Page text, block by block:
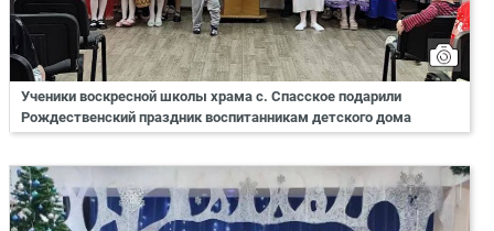
Ученики воскресной школы храма с. Спасское подарили
Рождественский праздник воспитанникам детского дома